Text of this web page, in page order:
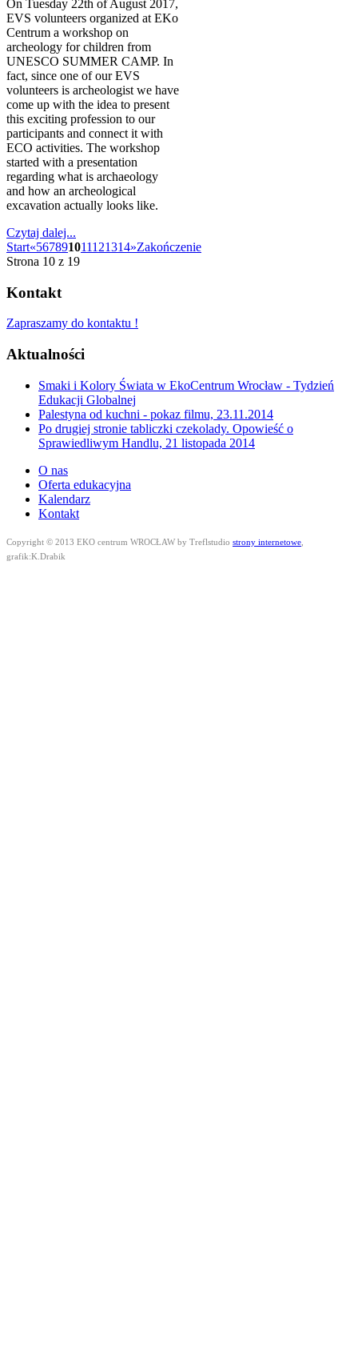
On Tuesday 22th of August 2017,
EVS volunteers organized at EKo
Centrum a workshop on
archeology for children from
UNESCO SUMMER CAMP. In
fact, since one of our EVS
volunteers is archeologist we have
come up with the idea to present
this exciting profession to our
participants and connect it with
ECO activities. The workshop
started with a presentation
regarding what is archaeology
and how an archeological
excavation actually looks like.
Czytaj dalej...
Start«567891011121314»Zakończenie
Strona 10 z 19
Kontakt
Zapraszamy do kontaktu !
Aktualności
Smaki i Kolory Świata w EkoCentrum Wrocław - Tydzień
Edukacji Globalnej
Palestyna od kuchni - pokaz filmu, 23.11.2014
Po drugiej stronie tabliczki czekolady. Opowieść o
Sprawiedliwym Handlu, 21 listopada 2014
O nas
Oferta edukacyjna
Kalendarz
Kontakt
Copyright © 2013 EKO centrum WROCŁAW by Treflstudio strony internetowe
grafik:K.Drabik